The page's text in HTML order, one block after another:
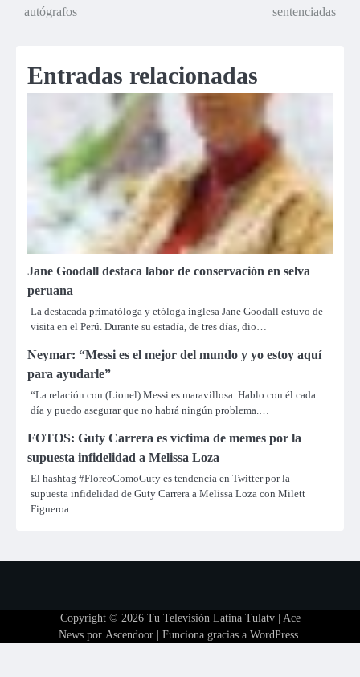
de
autógrafos sentenciadas
Entradas relacionadas
Jane Goodall destaca labor de conservación en selva
peruana
La destacada primatóloga y etóloga inglesa Jane Goodall estuvo de
visita en el Perú. Durante su estadía, de tres días, dio…
Neymar: “Messi es el mejor del mundo y yo estoy aquí
para ayudarle”
“La relación con (Lionel) Messi es maravillosa. Hablo con él cada
día y puedo asegurar que no habrá ningún problema.…
FOTOS: Guty Carrera es víctima de memes por la
supuesta infidelidad a Melissa Loza
El hashtag #FloreoComoGuty es tendencia en Twitter por la
supuesta infidelidad de Guty Carrera a Melissa Loza con Milett
Figueroa.…
Copyright © 2026 Tu Televisión Latina Tulatv| Ace
News por Ascendoor | Funciona gracias a WordPress.